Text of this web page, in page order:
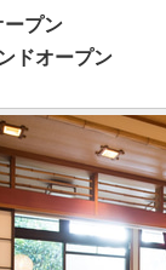
ープン
ドオープン